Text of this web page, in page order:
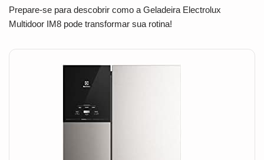
Prepare-se para descobrir como a Geladeira Electrolux
Multidoor IM8 pode transformar sua rotina!